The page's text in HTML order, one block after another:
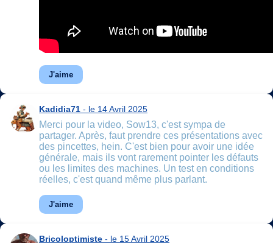
J'aime
Kadidia71 - le 14 Avril 2025
Merci pour la video, Sow13, c'est sympa de
partager. Après, faut prendre ces présentations avec
des pincettes, hein. C'est bien pour avoir une idée
générale, mais ils vont rarement pointer les défauts
ou les limites des machines. Un test en conditions
réelles, c'est quand même plus parlant.
J'aime
Bricoloptimiste - le 15 Avril 2025